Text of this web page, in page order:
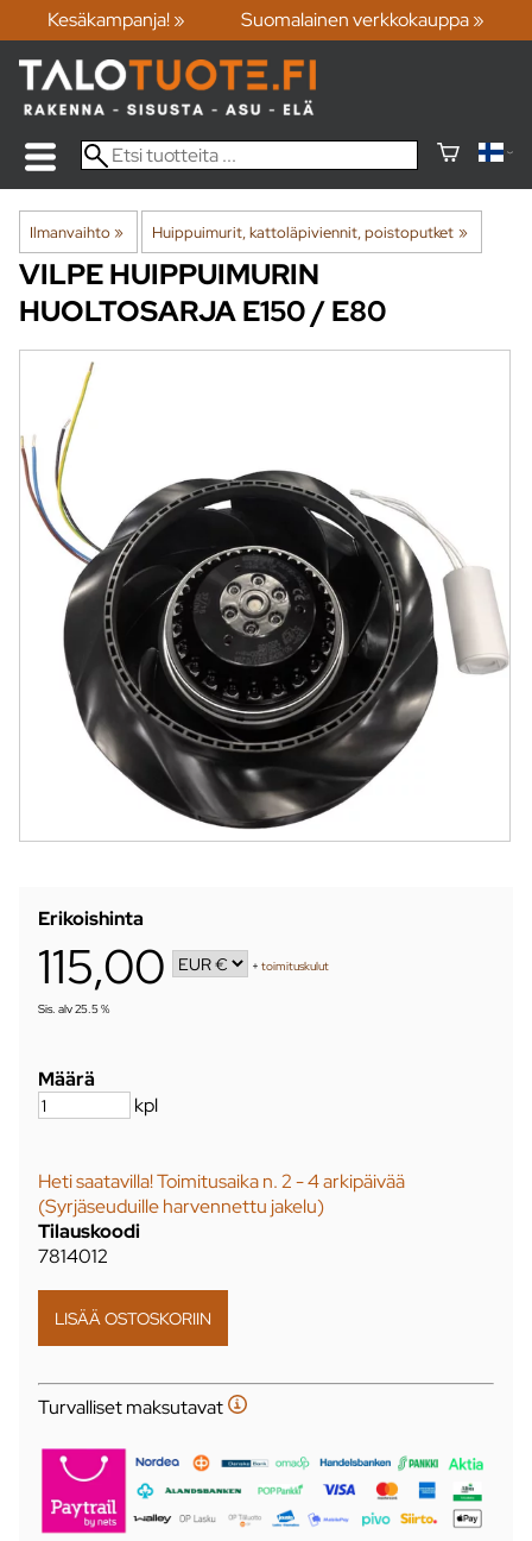
Kesäkampanja! » Suomalainen verkkokauppa »
Ilmanvaihto‪» Huippuimurit, kattoläpiviennit, poistoputket ‪»
VILPEHUIPPUIMURIN
HUOLTOSARJA E150 / E80
Erikoishinta
115,00 +toimituskulut
Sis. alv 25.5 %
Määrä
kpl
Heti saatavilla! Toimitusaika n. 2 - 4 arkipäivää
(Syrjäseuduille harvennettu jakelu)
Tilauskoodi
7814012
Turvalliset maksutavat